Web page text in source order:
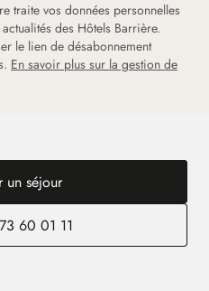
traite vos données personnelles
des Hôtels Barrière.
le lien de désabonnement
En savoir plus sur la gestion de
un séjour
60 01 11